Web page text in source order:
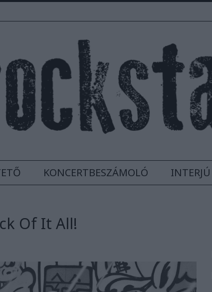
KONCERTBESZÁMOLÓ INTERJÚ
Of It All!